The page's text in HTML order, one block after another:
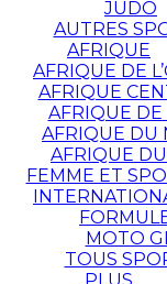
JUDO
AUTRES
AFRIQUE
AFRIQUE DE
AFRIQUE
AFRIQUE DE
AFRIQUE DU
AFRIQUE
FEMME ET
MOTO
TOUS